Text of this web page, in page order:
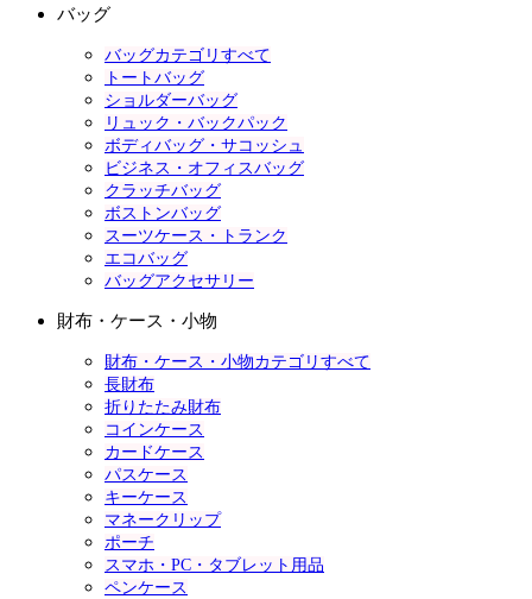
バッグ
バッグカテゴリすべて
トートバッグ
ショルダーバッグ
リュック・バックパック
ボディバッグ・サコッシュ
ビジネス・オフィスバッグ
クラッチバッグ
ボストンバッグ
スーツケース・トランク
エコバッグ
バッグアクセサリー
財布・ケース・小物
財布・ケース・小物カテゴリすべて
長財布
折りたたみ財布
コインケース
カードケース
パスケース
キーケース
マネークリップ
ポーチ
スマホ・PC・タブレット用品
ペンケース